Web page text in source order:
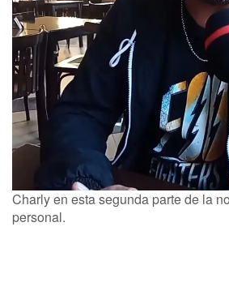
Charly en esta segunda parte de la
personal.